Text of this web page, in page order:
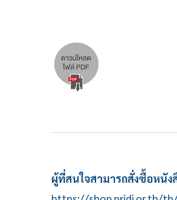
ผู้ที่สนใจสามารถสั่งซื้อหนัง